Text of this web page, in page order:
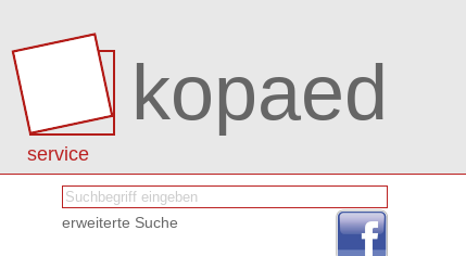
kopaed
service
erweiterte Suche